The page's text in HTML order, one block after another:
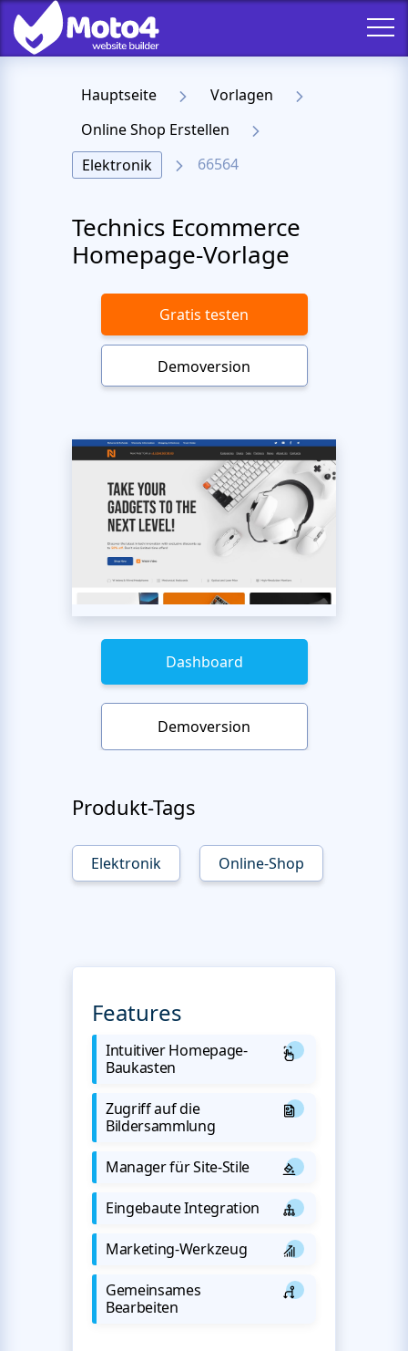
Hauptseite
Vorlagen
Online Shop Erstellen
Elektronik
66564
Technics Ecommerce
Homepage-Vorlage
Gratis testen
Demoversion
Dashboard
Demoversion
Produkt-Tags
Elektronik Online-Shop
Features
Intuitiver Homepage-
Baukasten
Zugriff auf die
Bildersammlung
Manager für Site-Stile
Eingebaute Integration
Marketing-Werkzeug
Gemeinsames
Bearbeiten